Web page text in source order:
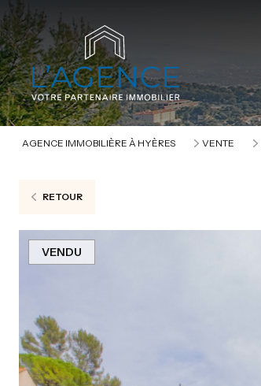
AGENCE IMMOBILIÈRE À HYÈRES VENTE
RETOUR
VENDU